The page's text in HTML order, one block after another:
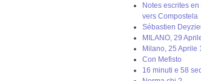
Notes escrites
vers Compostela
Sébastien
MILANO, 29
Milano, 25 Aprile
Con Mefisto
16 minuti e 58